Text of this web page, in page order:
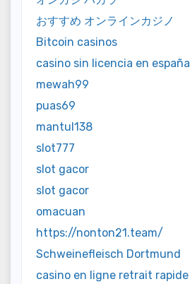
おすすめ オンラインカジノ
Bitcoin casinos
casino sin licencia en españa
mewah99
puas69
mantul138
slot777
slot gacor
slot gacor
omacuan
https://nonton21.team/
Schweinefleisch Dortmund
casino en ligne retrait rapide